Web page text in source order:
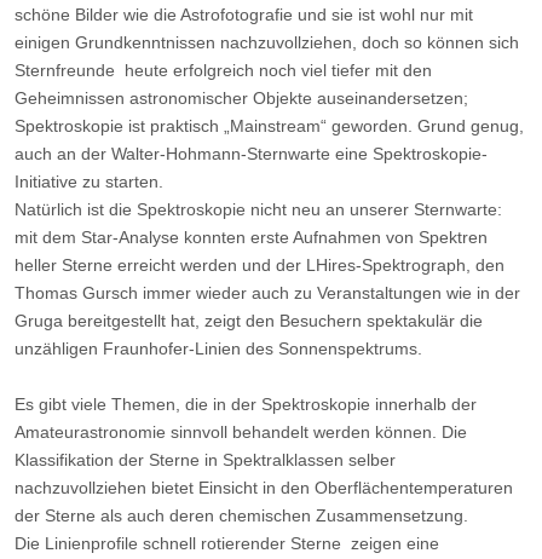
schöne Bilder wie die Astrofotografie und sie ist wohl nur mit
einigen Grundkenntnissen nachzuvollziehen, doch so können sich
Sternfreunde heute erfolgreich noch viel tiefer mit den
Geheimnissen astronomischer Objekte auseinandersetzen;
Spektroskopie ist praktisch „Mainstream“ geworden. Grund genug,
auch an der Walter-Hohmann-Sternwarte eine Spektroskopie-
Initiative zu starten.
Natürlich ist die Spektroskopie nicht neu an unserer Sternwarte:
mit dem Star-Analyse konnten erste Aufnahmen von Spektren
heller Sterne erreicht werden und der LHires-Spektrograph, den
Thomas Gursch immer wieder auch zu Veranstaltungen wie in der
Gruga bereitgestellt hat, zeigt den Besuchern spektakulär die
unzähligen Fraunhofer-Linien des Sonnenspektrums.
Es gibt viele Themen, die in der Spektroskopie innerhalb der
Amateurastronomie sinnvoll behandelt werden können. Die
Klassifikation der Sterne in Spektralklassen selber
nachzuvollziehen bietet Einsicht in den Oberflächentemperaturen
der Sterne als auch deren chemischen Zusammensetzung.
Die Linienprofile schnell rotierender Sterne zeigen eine